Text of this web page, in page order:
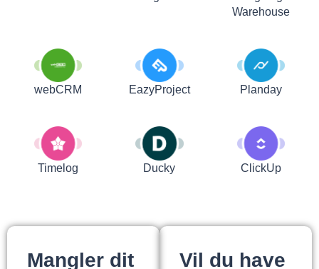
Warehouse
webCRM EazyProject Planday
Timelog Ducky ClickUp
Mangler dit
Vil du have